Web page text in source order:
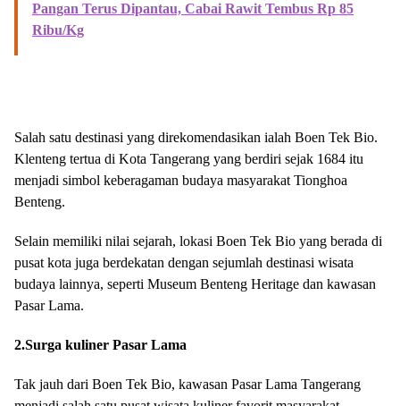
Pangan Terus Dipantau, Cabai Rawit Tembus Rp 85
Ribu/Kg
Salah satu destinasi yang direkomendasikan ialah Boen Tek Bio.
Klenteng tertua di Kota Tangerang yang berdiri sejak 1684 itu
menjadi simbol keberagaman budaya masyarakat Tionghoa
Benteng.
Selain memiliki nilai sejarah, lokasi Boen Tek Bio yang berada di
pusat kota juga berdekatan dengan sejumlah destinasi wisata
budaya lainnya, seperti Museum Benteng Heritage dan kawasan
Pasar Lama.
2.Surga kuliner Pasar Lama
Tak jauh dari Boen Tek Bio, kawasan Pasar Lama Tangerang